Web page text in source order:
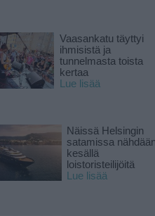
Vaasankatu täyttyi
ihmisistä ja
tunnelmasta toista
kertaa
Lue lisää
Näissä Helsingin
satamissa nähdään
kesällä
loistoristeilijöitä
Lue lisää